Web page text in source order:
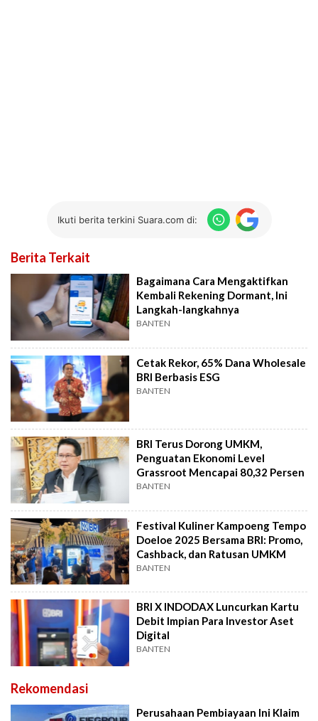
Ikuti berita terkini Suara.com di:
Berita Terkait
Bagaimana Cara Mengaktifkan
Kembali Rekening Dormant, Ini
Langkah-langkahnya
BANTEN
Cetak Rekor, 65% Dana Wholesale
BRI Berbasis ESG
BANTEN
BRI Terus Dorong UMKM,
Penguatan Ekonomi Level
Grassroot Mencapai 80,32 Persen
BANTEN
Festival Kuliner Kampoeng Tempo
Doeloe 2025 Bersama BRI: Promo,
Cashback, dan Ratusan UMKM
BANTEN
BRI X INDODAX Luncurkan Kartu
Debit Impian Para Investor Aset
Digital
BANTEN
Rekomendasi
Perusahaan Pembiayaan Ini Klaim